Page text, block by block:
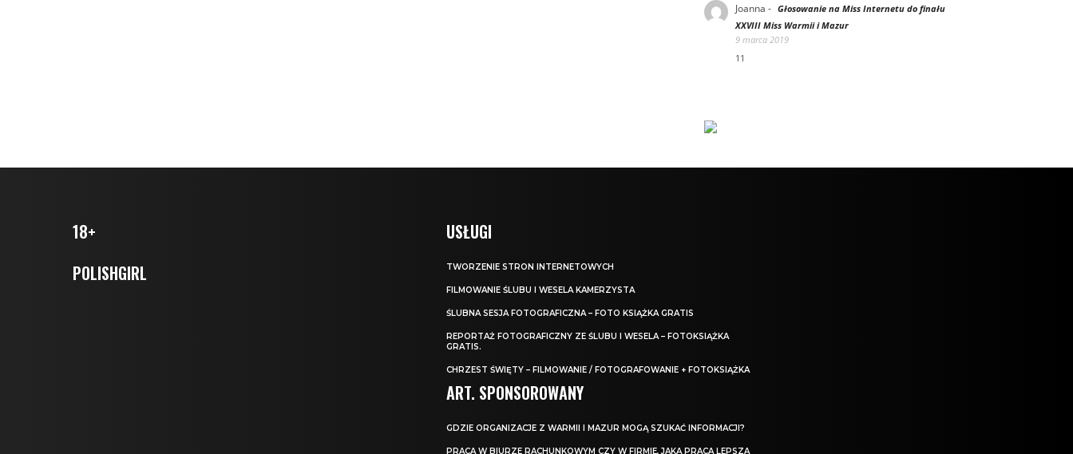
Joanna - Głosowanie na Miss Internetu do finału
XXVIII Miss Warmii i Mazur
9 marca 2019
11
18+
POLISHGIRL
USŁUGI
TWORZENIE STRON INTERNETOWYCH
FILMOWANIE ŚLUBU I WESELA KAMERZYSTA
ŚLUBNA SESJA FOTOGRAFICZNA – FOTO KSIĄŻKA GRATIS
REPORTAŻ FOTOGRAFICZNY ZE ŚLUBU I WESELA – FOTOKSIĄŻKA
GRATIS.
CHRZEST ŚWIĘTY – FILMOWANIE / FOTOGRAFOWANIE + FOTOKSIĄŻKA
ART. SPONSOROWANY
GDZIE ORGANIZACJE Z WARMII I MAZUR MOGĄ SZUKAĆ INFORMACJI?
PRACA W BIURZE RACHUNKOWYM CZY W FIRMIE, JAKA PRACA LEPSZA